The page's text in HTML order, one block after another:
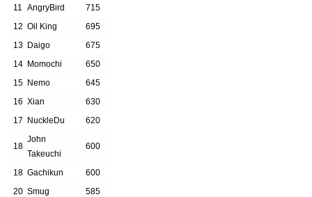
11
AngryBird
715
12 Oil King
695
13 Daigo
675
14 Momochi
650
15 Nemo
645
16 Xian
630
17 NuckleDu 620
18
John
Takeuchi
600
18 Gachikun
600
20 Smug
585